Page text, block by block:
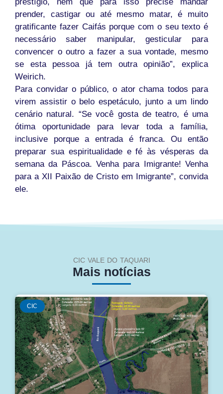
prender, castigar ou até mesmo matar, é muito
gratificante fazer Caifás porque com o seu texto é
necessário saber manipular, gesticular para
convencer o outro a fazer a sua vontade, mesmo
se esta pessoa já tem outra opinião”, explica
Weirich.
Para convidar o público, o ator chama todos para
virem assistir o belo espetáculo, junto a um lindo
cenário natural. “Se você gosta de teatro, é uma
ótima oportunidade para levar toda a família,
inclusive porque a entrada é franca. Ou então
preparar sua espiritualidade e fé às vésperas da
semana da Páscoa. Venha para Imigrante! Venha
para a XII Paixão de Cristo em Imigrante”, convida
ele.
CIC VALE DO TAQUARI
Mais notícias
CIC